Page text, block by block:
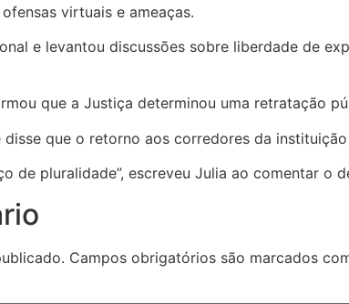
virtuais e ameaças.
e levantou discussões sobre liberdade de
que a Justiça determinou uma retratação
que o retorno aos corredores da
de pluralidade”, escreveu Julia ao comentar o
Campos obrigatórios são marcados